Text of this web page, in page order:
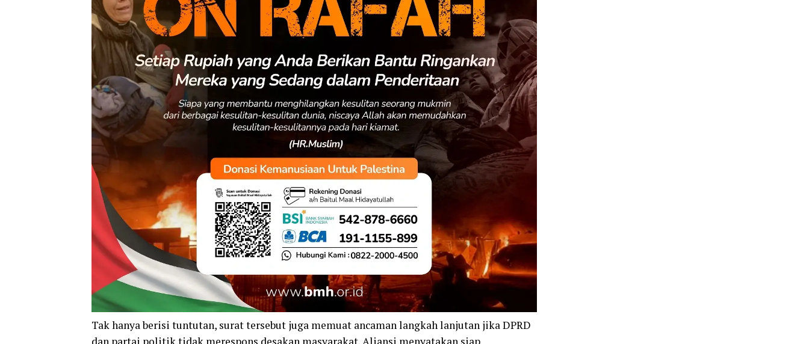
Tak hanya berisi tuntutan, surat tersebut juga memuat ancaman langkah lanjutan jika DPRD